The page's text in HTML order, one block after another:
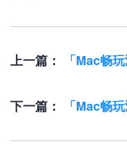
上一篇： 「Mac畅
下一篇： 「Mac畅